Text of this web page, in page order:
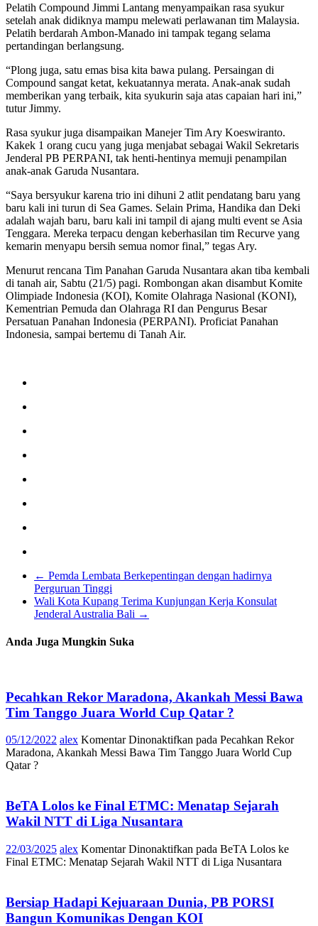
Pelatih Compound Jimmi Lantang menyampaikan rasa syukur
setelah anak didiknya mampu melewati perlawanan tim Malaysia.
Pelatih berdarah Ambon-Manado ini tampak tegang selama
pertandingan berlangsung.
“Plong juga, satu emas bisa kita bawa pulang. Persaingan di
Compound sangat ketat, kekuatannya merata. Anak-anak sudah
memberikan yang terbaik, kita syukurin saja atas capaian hari ini,”
tutur Jimmy.
Rasa syukur juga disampaikan Manejer Tim Ary Koeswiranto.
Kakek 1 orang cucu yang juga menjabat sebagai Wakil Sekretaris
Jenderal PB PERPANI, tak henti-hentinya memuji penampilan
anak-anak Garuda Nusantara.
“Saya bersyukur karena trio ini dihuni 2 atlit pendatang baru yang
baru kali ini turun di Sea Games. Selain Prima, Handika dan Deki
adalah wajah baru, baru kali ini tampil di ajang multi event se Asia
Tenggara. Mereka terpacu dengan keberhasilan tim Recurve yang
kemarin menyapu bersih semua nomor final,” tegas Ary.
Menurut rencana Tim Panahan Garuda Nusantara akan tiba kembali
di tanah air, Sabtu (21/5) pagi. Rombongan akan disambut Komite
Olimpiade Indonesia (KOI), Komite Olahraga Nasional (KONI),
Kementrian Pemuda dan Olahraga RI dan Pengurus Besar
Persatuan Panahan Indonesia (PERPANI). Proficiat Panahan
Indonesia, sampai bertemu di Tanah Air.
← Pemda Lembata Berkepentingan dengan hadirnya
Perguruan Tinggi
Wali Kota Kupang Terima Kunjungan Kerja Konsulat
Jenderal Australia Bali →
Anda Juga Mungkin Suka
Pecahkan Rekor Maradona, Akankah Messi Bawa
Tim Tanggo Juara World Cup Qatar ?
05/12/2022 alex Komentar Dinonaktifkan pada Pecahkan Rekor
Maradona, Akankah Messi Bawa Tim Tanggo Juara World Cup
Qatar ?
BeTA Lolos ke Final ETMC: Menatap Sejarah
Wakil NTT di Liga Nusantara
22/03/2025 alex Komentar Dinonaktifkan pada BeTA Lolos ke
Final ETMC: Menatap Sejarah Wakil NTT di Liga Nusantara
Bersiap Hadapi Kejuaraan Dunia, PB PORSI
Bangun Komunikas Dengan KOI